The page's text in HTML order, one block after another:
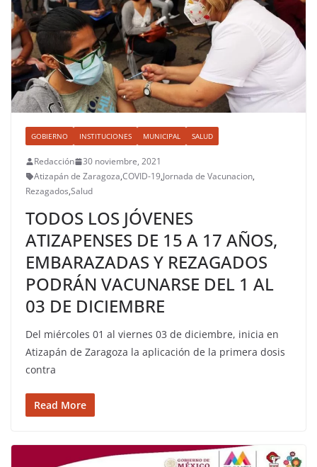
GOBIERNO INSTITUCIONES MUNICIPAL SALUD
Redacción
30 noviembre, 2021
Atizapán de Zaragoza,COVID-19,Jornada de Vacunacion,
Rezagados,Salud
TODOS LOS JÓVENES
ATIZAPENSES DE 15 A 17 AÑOS,
EMBARAZADAS Y REZAGADOS
PODRÁN VACUNARSE DEL 1 AL
03 DE DICIEMBRE
Del miércoles 01 al viernes 03 de diciembre, inicia en
Atizapán de Zaragoza la aplicación de la primera dosis
contra
Read More